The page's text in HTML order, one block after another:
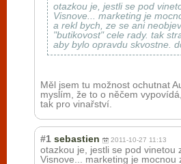
otazkou je, jestli se pod
Visnove... marketing je
a rekl bych, ze se ani
"butikovost" cele rady. tak
aby bylo opravdu skvostne.
Měl jsem tu možnost ochutnat
myslím, že to o něčem
tak pro vinařství.
#1 sebastien 2011-10-27 11:13
otazkou je, jestli se pod vinetou
Visnove... marketing je